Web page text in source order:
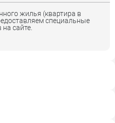
жилья (квартира в
специальные
сайте.